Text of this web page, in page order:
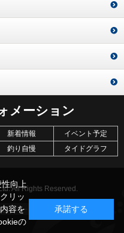
メーション
新着情報
イベント予定
釣り自慢
タイドグラフ
All Rights Reserved.
向上
リッ
容を
の
承諾する